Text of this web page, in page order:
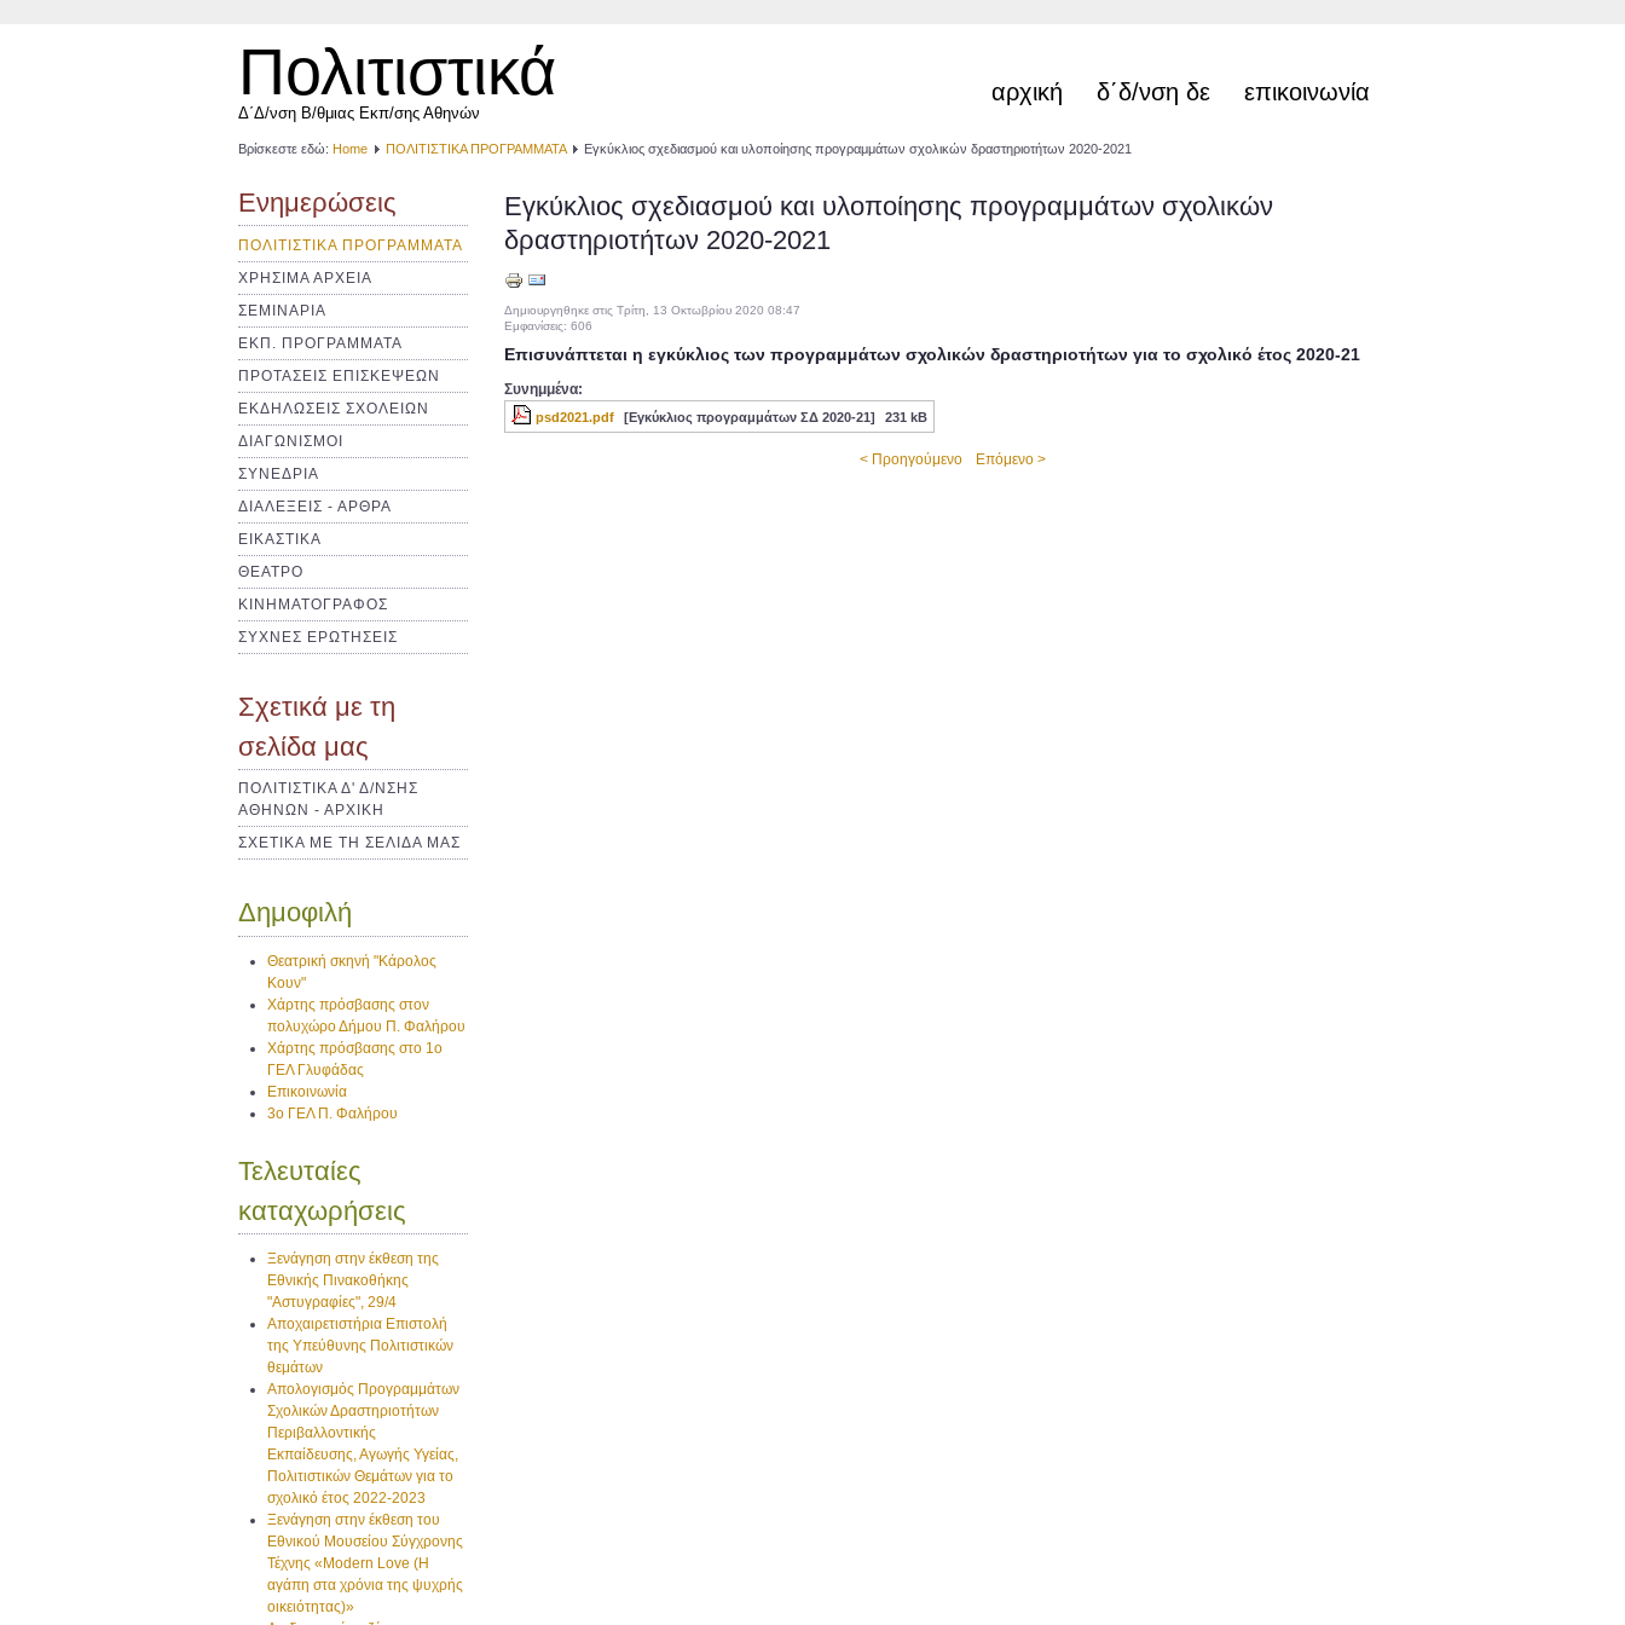
Πολιτιστικά
Δ΄Δ/νση Β/θμιας Εκπ/σης Αθηνών
αρχική δ΄δ/νση δε επικοινωνία
Βρίσκεστε εδώ: Home ΠΟΛΙΤΙΣΤΙΚΑ ΠΡΟΓΡΑΜΜΑΤΑ Εγκύκλιος σχεδιασμού και υλοποίησης προγραμμάτων σχολικών δραστηριοτήτων 2020-2021
Ενημερώσεις
ΠΟΛΙΤΙΣΤΙΚΑ ΠΡΟΓΡΑΜΜΑΤΑ
ΧΡΗΣΙΜΑ ΑΡΧΕΙΑ
ΣΕΜΙΝΑΡΙΑ
ΕΚΠ. ΠΡΟΓΡΑΜΜΑΤΑ
ΠΡΟΤΑΣΕΙΣ ΕΠΙΣΚΕΨΕΩΝ
ΕΚΔΗΛΩΣΕΙΣ ΣΧΟΛΕΙΩΝ
ΔΙΑΓΩΝΙΣΜΟΙ
ΣΥΝΕΔΡΙΑ
ΔΙΑΛΕΞΕΙΣ - ΑΡΘΡΑ
ΕΙΚΑΣΤΙΚΑ
ΘΕΑΤΡΟ
ΚΙΝΗΜΑΤΟΓΡΑΦΟΣ
ΣΥΧΝΕΣ ΕΡΩΤΗΣΕΙΣ
Σχετικά με τη
σελίδα μας
ΠΟΛΙΤΙΣΤΙΚΑ Δ' Δ/ΝΣΗΣ
ΑΘΗΝΩΝ - ΑΡΧΙΚΗ
ΣΧΕΤΙΚΑ ΜΕ ΤΗ ΣΕΛΙΔΑ ΜΑΣ
Δημοφιλή
Θεατρική σκηνή "Κάρολος
Κουν"
Χάρτης πρόσβασης στον
πολυχώρο Δήμου Π. Φαλήρου
Χάρτης πρόσβασης στο 1ο
ΓΕΛ Γλυφάδας
Επικοινωνία
3ο ΓΕΛ Π. Φαλήρου
Τελευταίες
καταχωρήσεις
Ξενάγηση στην έκθεση της
Εθνικής Πινακοθήκης
"Αστυγραφίες", 29/4
Αποχαιρετιστήρια Επιστολή
της Υπεύθυνης Πολιτιστικών
θεμάτων
Απολογισμός Προγραμμάτων
Σχολικών Δραστηριοτήτων
Περιβαλλοντικής
Εκπαίδευσης, Αγωγής Υγείας,
Πολιτιστικών Θεμάτων για το
σχολικό έτος 2022-2023
Ξενάγηση στην έκθεση του
Εθνικού Μουσείου Σύγχρονης
Τέχνης «Modern Love (H
αγάπη στα χρόνια της ψυχρής
οικειότητας)»
Εγκύκλιος σχεδιασμού και υλοποίησης προγραμμάτων σχολικών
δραστηριοτήτων 2020-2021
Δημιουργηθηκε στις Τρίτη, 13 Οκτωβρίου 2020 08:47
Εμφανίσεις: 606
Επισυνάπτεται η εγκύκλιος των προγραμμάτων σχολικών δραστηριοτήτων για το σχολικό έτος 2020-21
Συνημμένα:
psd2021.pdf [Εγκύκλιος προγραμμάτων ΣΔ 2020-21] 231 kB
< Προηγούμενο Επόμενο >